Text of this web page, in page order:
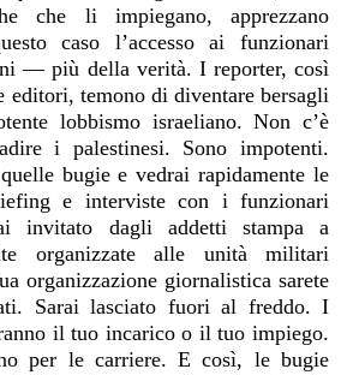
che li impiegano, apprezzano
caso l’accesso ai funzionari
— più della verità. I reporter, così
editori, temono di diventare bersagli
lobbismo israeliano. Non c’è
i palestinesi. Sono impotenti.
bugie e vedrai rapidamente le
e interviste con i funzionari
invitato dagli addetti stampa a
organizzate alle unità militari
organizzazione giornalistica sarete
Sarai lasciato fuori al freddo. I
il tuo incarico o il tuo impiego.
per le carriere. E così, le bugie